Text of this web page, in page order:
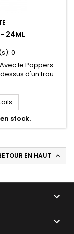
- 24ML
0
le Poppers
dessus d'un trou
Le goulot extra
éjaculer les
torrents de
qui étourdissent
stock.
EN HAUT 

